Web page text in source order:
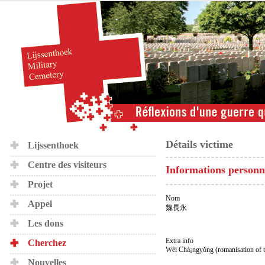
Lijssenthoek
Centre des visiteurs
Projet
Appel
Les dons
Cherchez
Nouvelles
Détails victime
Informations
Nom
魏長永
Extra info
Wèi Chà¡ngyǒng (romanisation of